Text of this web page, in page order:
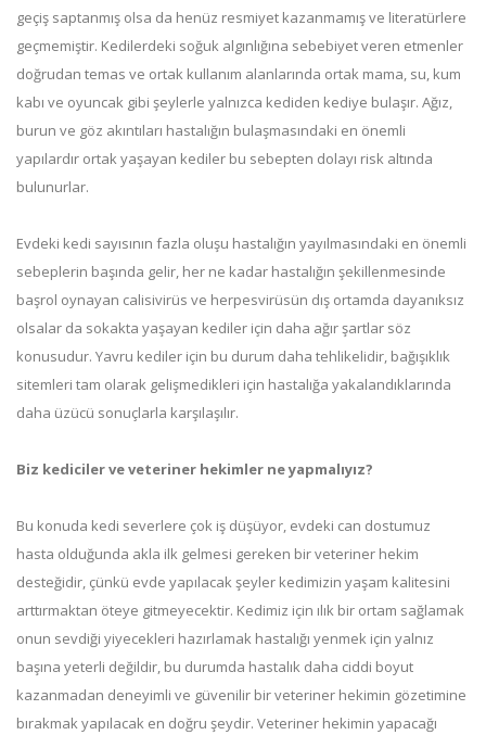
geçiş saptanmış olsa da henüz resmiyet kazanmamış ve literatürlere
geçmemiştir. Kedilerdeki soğuk algınlığına sebebiyet veren etmenler
doğrudan temas ve ortak kullanım alanlarında ortak mama, su, kum
kabı ve oyuncak gibi şeylerle yalnızca kediden kediye bulaşır. Ağız,
burun ve göz akıntıları hastalığın bulaşmasındaki en önemli
yapılardır ortak yaşayan kediler bu sebepten dolayı risk altında
bulunurlar.
Evdeki kedi sayısının fazla oluşu hastalığın yayılmasındaki en önemli
sebeplerin başında gelir, her ne kadar hastalığın şekillenmesinde
başrol oynayan calisivirüs ve herpesvirüsün dış ortamda dayanıksız
olsalar da sokakta yaşayan kediler için daha ağır şartlar söz
konusudur. Yavru kediler için bu durum daha tehlikelidir, bağışıklık
sitemleri tam olarak gelişmedikleri için hastalığa yakalandıklarında
daha üzücü sonuçlarla karşılaşılır.
Biz kediciler ve veteriner hekimler ne yapmalıyız?
Bu konuda kedi severlere çok iş düşüyor, evdeki can dostumuz
hasta olduğunda akla ilk gelmesi gereken bir veteriner hekim
desteğidir, çünkü evde yapılacak şeyler kedimizin yaşam kalitesini
arttırmaktan öteye gitmeyecektir. Kedimiz için ılık bir ortam sağlamak
onun sevdiği yiyecekleri hazırlamak hastalığı yenmek için yalnız
başına yeterli değildir, bu durumda hastalık daha ciddi boyut
kazanmadan deneyimli ve güvenilir bir veteriner hekimin gözetimine
bırakmak yapılacak en doğru şeydir. Veteriner hekimin yapacağı